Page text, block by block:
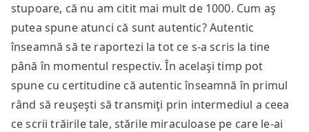
stupoare, că nu am citit mai mult de 1000. Cum aş
putea spune atunci că sunt autentic? Autentic
înseamnă să te raportezi la tot ce s-a scris la tine
până în momentul respectiv. În acelaşi timp pot
spune cu certitudine că autentic înseamnă în primul
rând să reuşeşti să transmiţi prin intermediul a ceea
ce scrii trăirile tale, stările miraculoase pe care le-ai